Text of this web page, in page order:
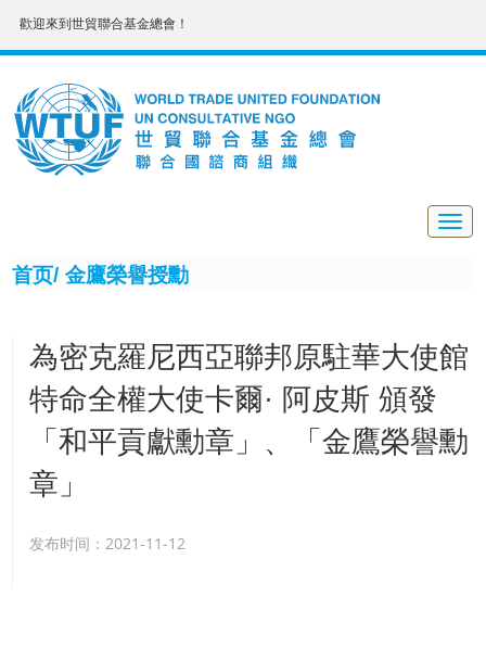
歡迎來到世貿聯合基金總會！
首页/ 金鷹榮譽授勳
為密克羅尼西亞聯邦原駐華大使館
特命全權大使卡爾· 阿皮斯 頒發
「和平貢獻勳章」、「金鷹榮譽勳
章」
发布时间：2021-11-12